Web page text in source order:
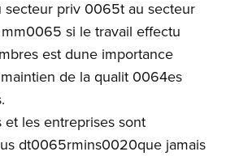
secteur priv 0065t au secteur
si le travail effectu
est dune importance
de la qualit 0064es
et les entreprises sont
dt0065rmins0020que jamais